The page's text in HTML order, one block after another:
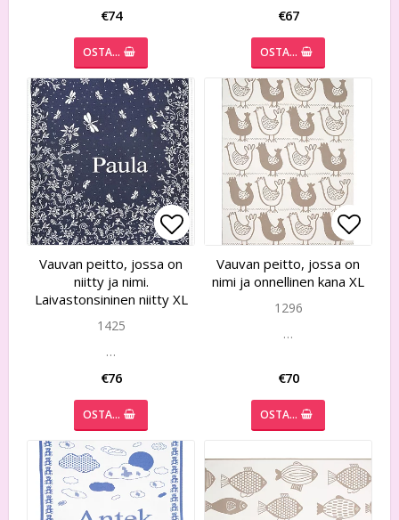
€74
OSTA…
€67
OSTA…
Add to list of favorites
Add to list of favorites
Vauvan peitto, jossa on
niitty ja nimi.
Laivastonsininen niitty XL
1425
…
€76
OSTA…
Add
Add
Vauvan peitto, jossa on
nimi ja onnellinen kana XL
1296
…
€70
OSTA…